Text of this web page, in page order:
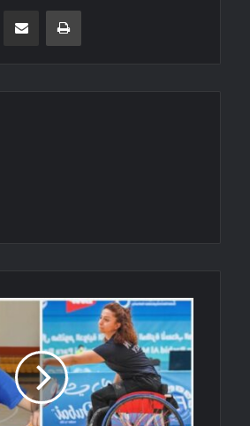
E-Posta ile paylaş Yazdır